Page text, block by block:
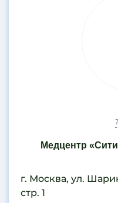
Медцентр
г. Москва, ул.
стр. 1